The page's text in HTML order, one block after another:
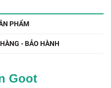
PHẨM
- BẢO HÀNH
Goot